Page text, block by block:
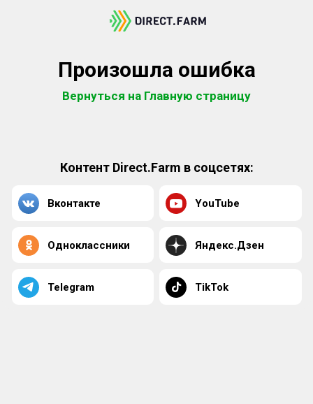
Произошла ошибка
Вернуться на Главную страницу
Контент Direct.Farm в соцсетях:
Вконтакте YouTube
Одноклассники Яндекс.Дзен
Telegram TikTok